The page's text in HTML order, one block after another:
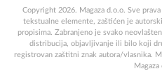
Copyright 2026. Magaza d.o.o. Sve
tekstualne elemente, zaštićen je
propisima. Zabranjeno je svako
distribucija, objavljivanje ili bilo koji
registrovan zaštitni znak autora/vlasnika.
Magaza